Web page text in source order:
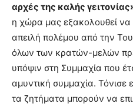
αρχές της καλής
η χώρα μας εξακολουθεί να
απειλή πολέμου από την
όλων των κρατών-μελών
υπόψιν στη Συμμαχία που
αμυντική συμμαχία. Τόνισε
τα ζητήματα μπορούν να